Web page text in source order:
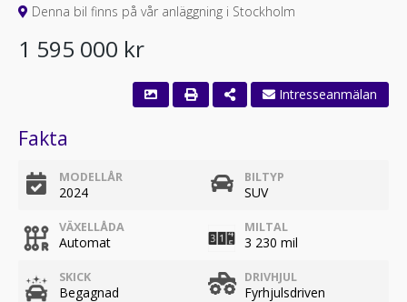
Denna bil finns på vår anläggning i Stockholm
1 595 000 kr
Fakta
MODELLÅR
2024
BILTYP
SUV
VÄXELLÅDA
Automat
MILTAL
3 230 mil
SKICK
Begagnad
DRIVHJUL
Fyrhjulsdriven